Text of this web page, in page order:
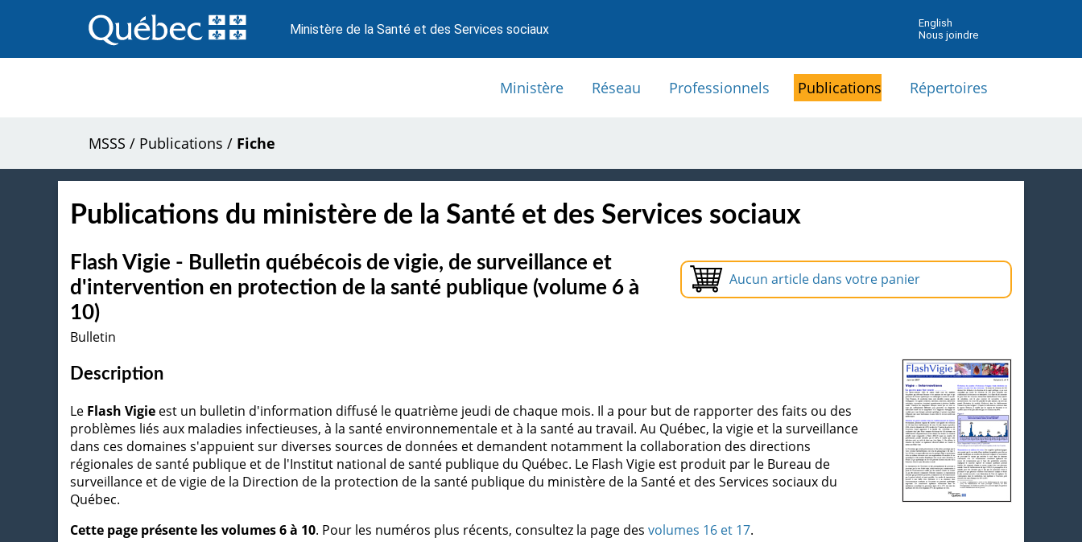
au
contenu
Ministère de la Santé et des Services sociaux
English
Nous joindre
Ministère Réseau Professionnels Publications Répertoires
MSSS / Publications / Fiche
Publications du ministère de la Santé et des Services sociaux
Aucun article dans votre panier
Flash Vigie - Bulletin québécois de vigie, de surveillance et
d'intervention en protection de la santé publique (volume 6 à
10)
Bulletin
Description
Le Flash Vigie est un bulletin d'information diffusé le quatrième jeudi de chaque mois. Il a pour but de rapporter des faits ou des
problèmes liés aux maladies infectieuses, à la santé environnementale et à la santé au travail. Au Québec, la vigie et la surveillance
dans ces domaines s'appuient sur diverses sources de données et demandent notamment la collaboration des directions
régionales de santé publique et de l'Institut national de santé publique du Québec. Le Flash Vigie est produit par le Bureau de
surveillance et de vigie de la Direction de la protection de la santé publique du ministère de la Santé et des Services sociaux du
Québec.
Cette page présente les volumes 6 à 10. Pour les numéros plus récents, consultez la page des volumes 16 et 17.